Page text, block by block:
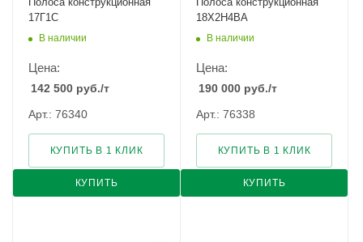
17Г1С
В наличии
Цена:
142 500 руб./т
Арт.: 76340
КУПИТЬ
КУПИТЬ В 1 КЛИК
18Х2Н4ВА
В наличии
Цена:
190 000 руб./т
Арт.: 76338
КУПИТЬ
КУПИТЬ В 1 КЛИК